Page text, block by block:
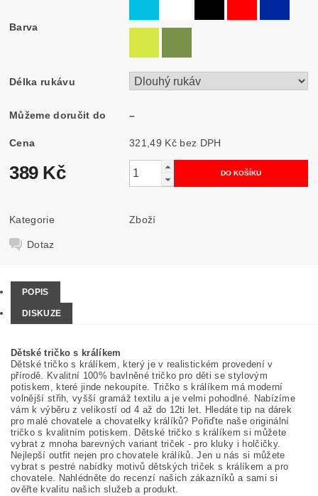
Barva
Délka rukávu
Můžeme doručit do –
Cena 321,49 Kč bez DPH
389 Kč
Kategorie Zboží
Dotaz
POPIS
DISKUZE
Dětské tričko s králíkem
Dětské tričko s králíkem, který je v realistickém provedení v
přírodě. Kvalitní 100% bavlněné tričko pro děti se stylovým
potiskem, které jinde nekoupíte. Tričko s králíkem má moderní
volnější střih, vyšší gramáž textilu a je velmi pohodlné. Nabízíme
vám k výběru z velikostí od 4 až do 12ti let. Hledáte tip na dárek
pro malé chovatele a chovatelky králíků? Pořiďte naše originální
tričko s kvalitním potiskem. Dětské tričko s králíkem si můžete
vybrat z mnoha barevných variant triček - pro kluky i holčičky.
Nejlepší outfit nejen pro chovatele králíků. Jen u nás si můžete
vybrat s pestré nabídky motivů dětských triček s králíkem a pro
chovatele. Nahlédněte do recenzí našich zákazníků a sami si
ověřte kvalitu našich služeb a produkt.